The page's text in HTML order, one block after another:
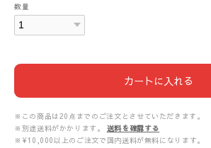
数量
カートに入れる
※この商品は20点までのご注文とさせていただきます。
※別途送料がかかります。
送料を確認する
※¥10,000以上のご注文で国内送料が無料になります。